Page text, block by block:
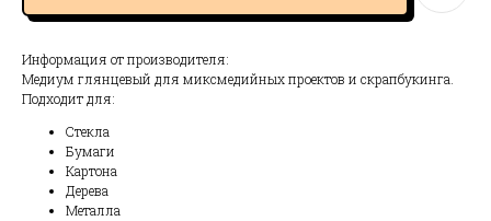
Информация от производителя:
Медиум глянцевый для миксмедийных проектов и скрапбукинга.
Подходит для:
Стекла
Бумаги
Картона
Дерева
Металла